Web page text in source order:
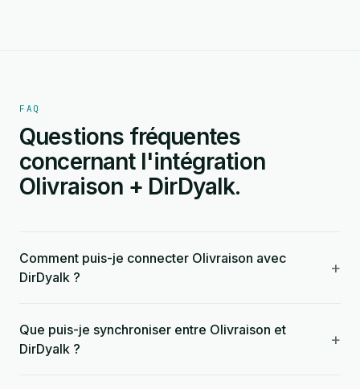
FAQ
Questions fréquentes
concernant l'intégration
Olivraison + DirDyalk.
Comment puis-je connecter Olivraison avec
DirDyalk ?
+
Que puis-je synchroniser entre Olivraison et
DirDyalk ?
+